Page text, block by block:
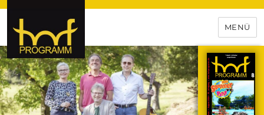
hof-programm – das
Veranstaltungsportal für
Hochfranken
MENÜ